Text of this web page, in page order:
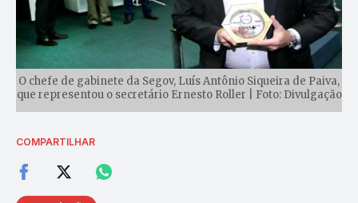
O chefe de gabinete da Segov, Luís Antônio Siqueira de Paiva,
que representou o secretário Ernesto Roller | Foto: Divulgação
COMPARTILHAR